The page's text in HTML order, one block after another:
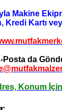
Makine
Kredi Kartı
Posta da
Konum İçin